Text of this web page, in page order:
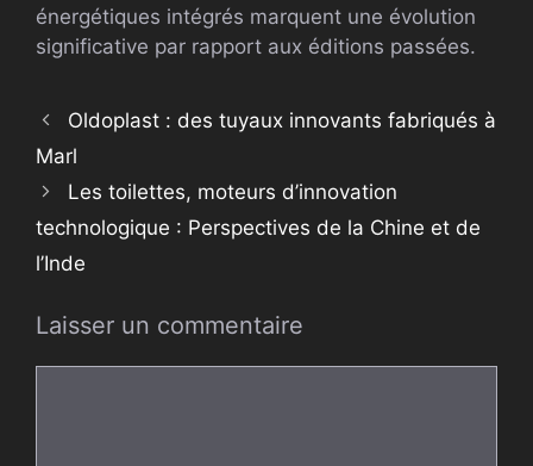
énergétiques intégrés marquent une évolution
significative par rapport aux éditions passées.
Oldoplast : des tuyaux innovants fabriqués à
Marl
Les toilettes, moteurs d’innovation
technologique : Perspectives de la Chine et de
l’Inde
Laisser un commentaire